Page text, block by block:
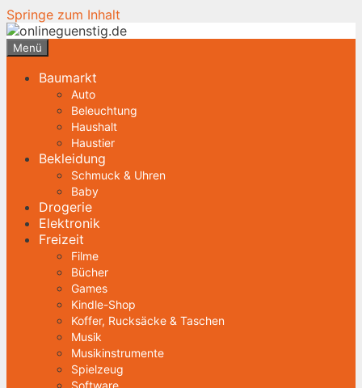
Springe zum Inhalt
Menü
Baumarkt
Auto
Beleuchtung
Haushalt
Haustier
Bekleidung
Schmuck & Uhren
Baby
Drogerie
Elektronik
Freizeit
Filme
Bücher
Games
Kindle-Shop
Koffer, Rucksäcke & Taschen
Musik
Musikinstrumente
Spielzeug
Software